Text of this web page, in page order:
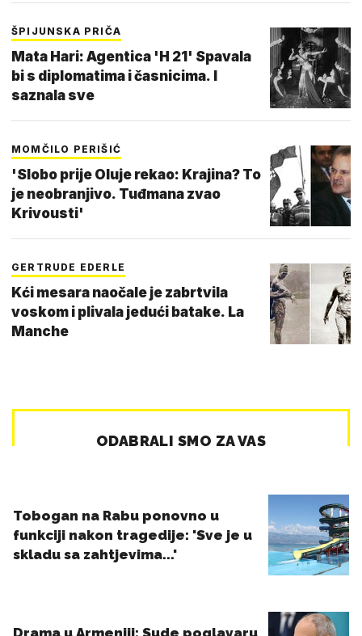
ŠPIJUNSKA PRIČA
Mata Hari: Agentica 'H 21' Spavala
bi s diplomatima i časnicima. I
saznala sve
MOMČILO PERIŠIĆ
'Slobo prije Oluje rekao: Krajina? To
je neobranjivo. Tuđmana zvao
Krivousti'
GERTRUDE EDERLE
Kći mesara naočale je zabrtvila
voskom i plivala jedući batake. La
Manche